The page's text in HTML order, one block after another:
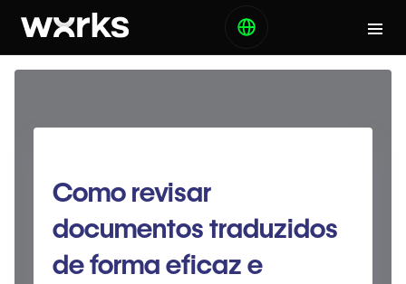
Como revisar
documentos traduzidos
de forma eficaz e